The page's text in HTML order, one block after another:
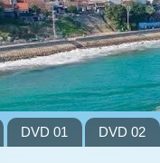
DVD 01 DVD 02